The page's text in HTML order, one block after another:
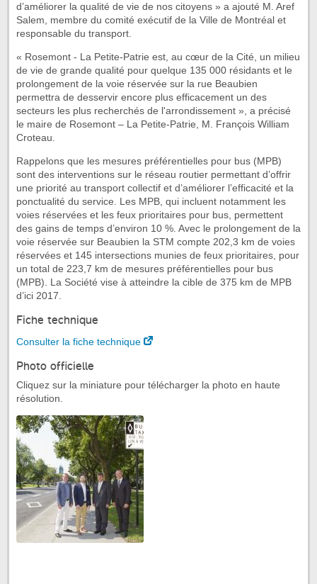
d’améliorer la qualité de vie de nos citoyens » a ajouté M. Aref
Salem, membre du comité exécutif de la Ville de Montréal et
responsable du transport.
« Rosemont - La Petite-Patrie est, au cœur de la Cité, un milieu
de vie de grande qualité pour quelque 135 000 résidants et le
prolongement de la voie réservée sur la rue Beaubien
permettra de desservir encore plus efficacement un des
secteurs les plus recherchés de l'arrondissement », a précisé
le maire de Rosemont – La Petite-Patrie, M. François William
Croteau.
Rappelons que les mesures préférentielles pour bus (MPB)
sont des interventions sur le réseau routier permettant d’offrir
une priorité au transport collectif et d’améliorer l’efficacité et la
ponctualité du service. Les MPB, qui incluent notamment les
voies réservées et les feux prioritaires pour bus, permettent
des gains de temps d’environ 10 %. Avec le prolongement de la
voie réservée sur Beaubien la STM compte 202,3 km de voies
réservées et 145 intersections munies de feux prioritaires, pour
un total de 223,7 km de mesures préférentielles pour bus
(MPB). La Société vise à atteindre la cible de 375 km de MPB
d’ici 2017.
Fiche technique
Consulter la fiche technique
Photo officielle
Cliquez sur la miniature pour télécharger la photo en haute
résolution.